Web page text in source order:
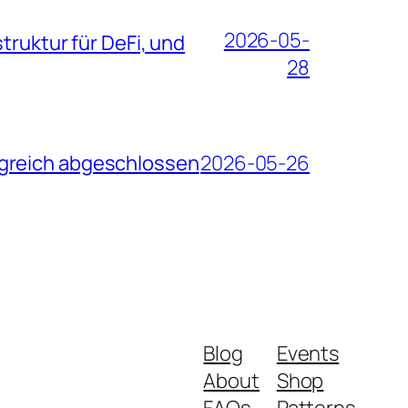
für DeFi, und
2026-05-
28
abgeschlossen2026-05-26
Blog
About
Events
Shop